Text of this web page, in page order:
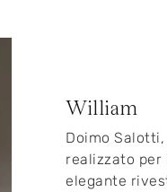
William
Doimo
realizzato
elegante